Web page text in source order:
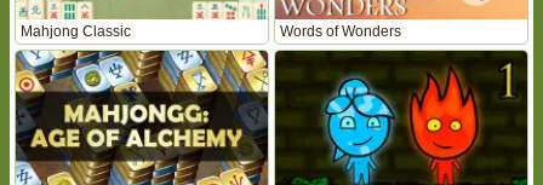
Mahjong Classic Words of Wonders